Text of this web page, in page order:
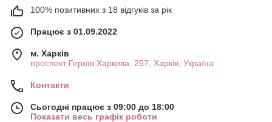
100% позитивних з 18 відгуків за рік
Працює з 01.09.2022
м. Харків
проспект Героїв Харкова, 257, Харків, Україна
Контакти
Сьогодні працює з 09:00 до 18:00
Показати весь графік роботи